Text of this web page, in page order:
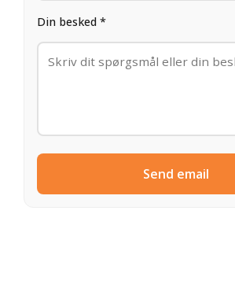
Din besked *
Send email